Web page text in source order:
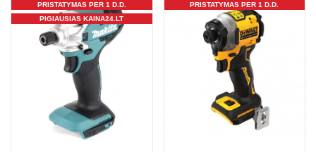
PIGIAUSIAS KAINA24.LT
PRISTATYMAS PER 1 D.D. PRISTATYMAS PER 1 D.D.